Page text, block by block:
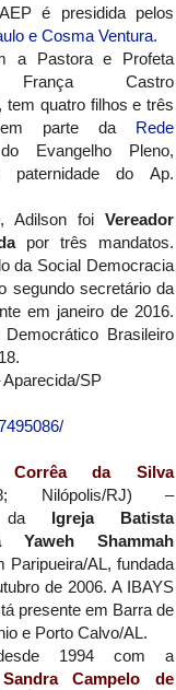
é presidida pelos
e Cosma Ventura.
a Pastora e Profeta
França Castro
tem quatro filhos e três
parte da Rede
Evangelho Pleno,
paternidade do Ap.
Adilson foi Vereador
por três mandatos.
da Social Democracia
segundo secretário da
em janeiro de 2016.
Brasileiro
SP
Corrêa da Silva
Nilópolis/RJ) –
da Igreja Batista
Yaweh Shammah
Paripueira/AL, fundada
de 2006. A IBAYS
presente em Barra de
e Porto Calvo/AL.
1994 com a
Campelo de